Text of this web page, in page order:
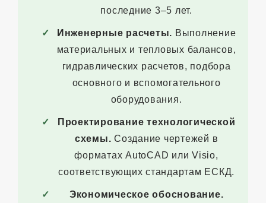
последние 3–5 лет.
Инженерные расчеты. Выполнение
материальных и тепловых балансов,
гидравлических расчетов, подбора
основного и вспомогательного
оборудования.
Проектирование технологической
схемы. Создание чертежей в
форматах AutoCAD или Visio,
соответствующих стандартам ЕСКД.
Экономическое обоснование.